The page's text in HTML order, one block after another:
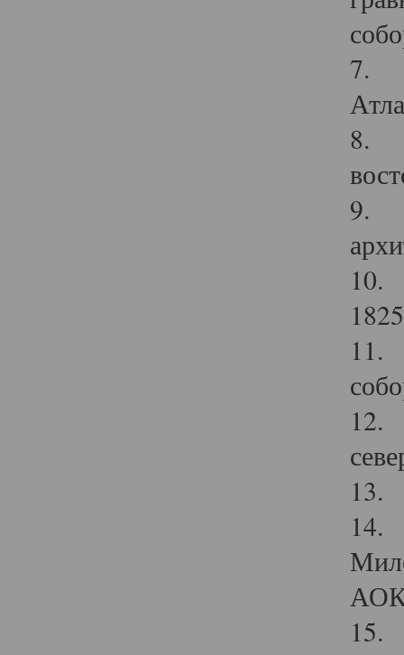
7.
8.
9.
10.
11.
12.
13.
14.
15.